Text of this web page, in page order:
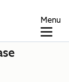
Menu